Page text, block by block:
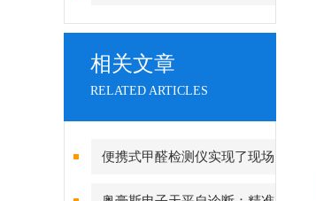
相关文章
RELATED ARTICLES
便携式甲醛检测仪实现了现场
对室内空气中甲醛的快速检测